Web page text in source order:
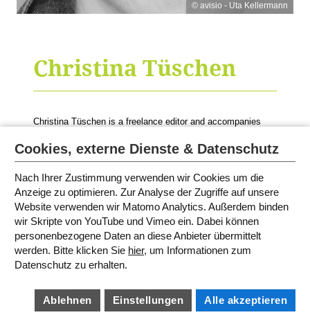
© avisio - Uta Kellermann
Christina Tüschen
Christina Tüschen is a freelance editor and accompanies
SITEMAP
IMPRINT
PRIVACY POLICY
BARRIEREFREIHEIT
COOKIE SETTINGS
Cookies, externe Dienste & Datenschutz
Nach Ihrer Zustimmung verwenden wir Cookies um die
Anzeige zu optimieren. Zur Analyse der Zugriffe auf unsere
Website verwenden wir Matomo Analytics. Außerdem binden
wir Skripte von YouTube und Vimeo ein. Dabei können
personenbezogene Daten an diese Anbieter übermittelt
werden. Bitte klicken Sie hier, um Informationen zum
Datenschutz zu erhalten.
Ablehnen Einstellungen Alle akzeptieren